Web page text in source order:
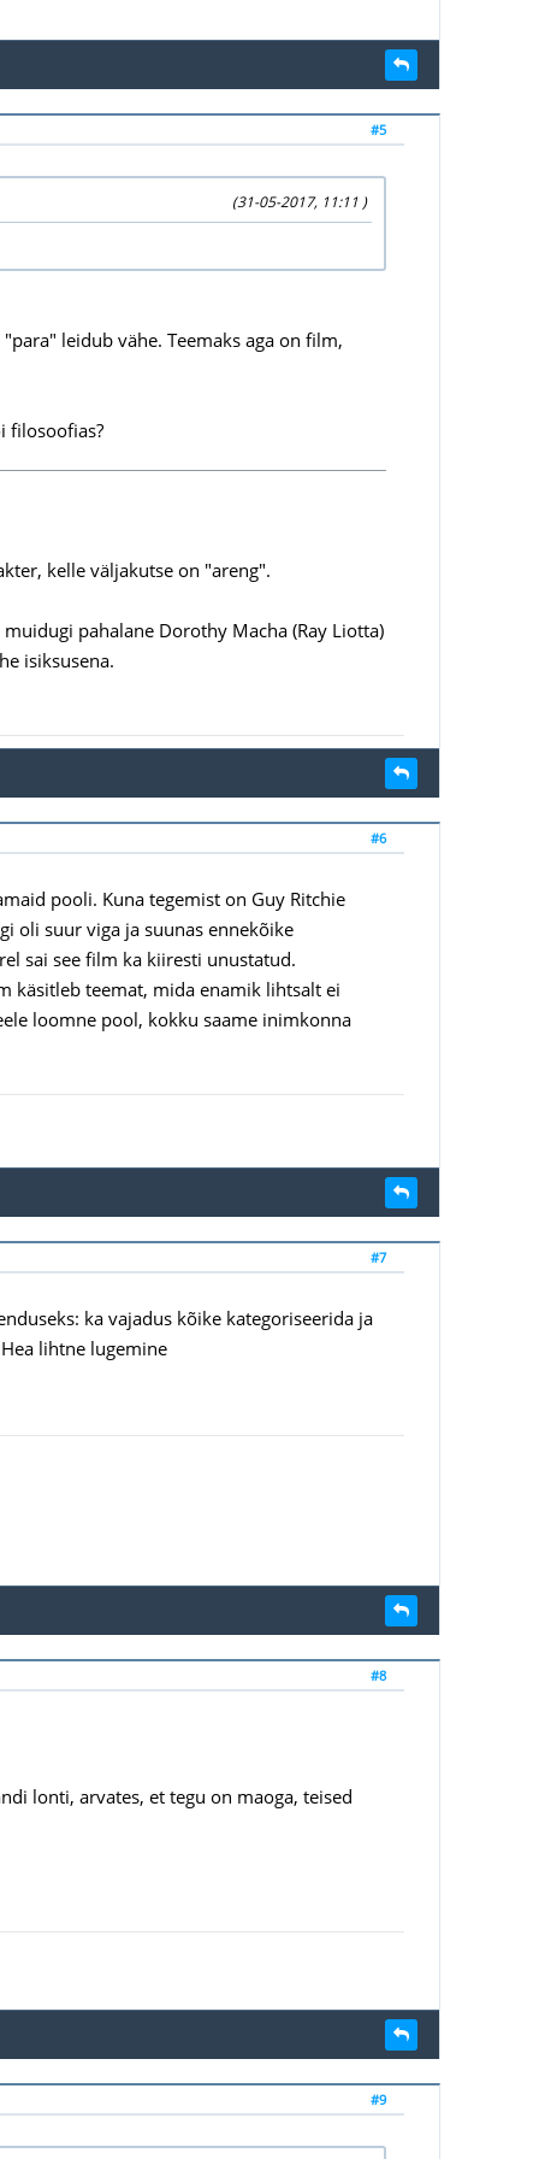
#5
(31-05-2017, 11:11 )
leidub vähe. Teemaks aga on film,
filosoofias?
kelle väljakutse on "areng".
pahalane Dorothy Macha (Ray Liotta)
isiksusena.
#6
pooli. Kuna tegemist on Guy Ritchie
oli suur viga ja suunas ennekõike
sai see film ka kiiresti unustatud.
käsitleb teemat, mida enamik lihtsalt ei
loomne pool, kokku saame inimkonna
#7
ka vajadus kõike kategoriseerida ja
lihtne lugemine
#8
lonti, arvates, et tegu on maoga, teised
#9